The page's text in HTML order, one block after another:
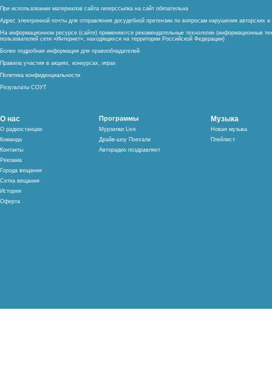
При использовании материалов сайта гиперссылка на сайт обязательна
Адрес электронной почты для отправления досудебной претензии по вопросам нарушения авторских
На информационном ресурсе (сайте) применяются рекомендательные технологии (информационные
пользователей сети «Интернет», находящихся на территории Российской Федерации)
Более подробная информация для правообладателей
Правила участия в акциях, конкурсах, играх
Политика конфиденциальности
Результаты СОУТ
О нас
О радиостанции
Команда
Контакты
Реклама
Города вещания
Сетка вещания
История
Оферта
Программы
Мурзилки Live
Драйв-шоу Поехали
Авторадио поздравляет
Музыка
Новая музыка
Плейлист